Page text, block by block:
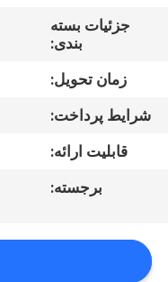
تماس
بگیرید
درخواست
نقل
قول
جزئیات بسته
بندی:
زمان تحویل:
شرایط پرداخت:
قابلیت ارائه:
برجسته: